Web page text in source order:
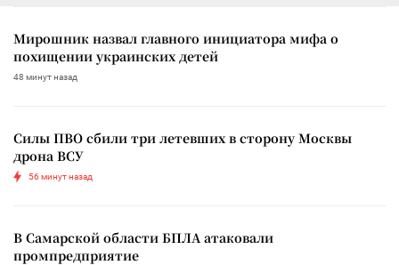
Мирошник назвал главного инициатора мифа о
похищении украинских детей
48 минут назад
Силы ПВО сбили три летевших в сторону Москвы
дрона ВСУ
56 минут назад
В Самарской области БПЛА атаковали
промпредприятие